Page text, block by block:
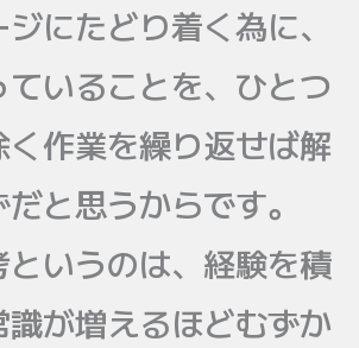
にたどり着く為に、
いることを、ひとつ
作業を繰り返せば解
と思うからです。
いうのは、経験を積
が増えるほどむずか